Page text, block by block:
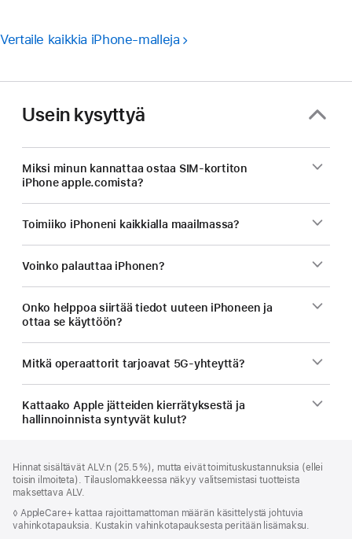
Vertaile kaikkia iPhone-malleja
Usein kysyttyä
Miksi minun kannattaa ostaa SIM-kortiton
iPhone apple.comista?
Toimiiko iPhoneni kaikkialla maailmassa?
Voinko palauttaa iPhonen?
Onko helppoa siirtää tiedot uuteen iPhoneen ja
ottaa se käyttöön?
Mitkä operaattorit tarjoavat 5G-yhteyttä?
Kattaako Apple jätteiden kierrätyksestä ja
hallinnoinnista syntyvät kulut?
Hinnat sisältävät ALV:n (25.5 %), mutta eivät toimitus­kustannuksia (ellei
toisin ilmoiteta). Tilauslomakkeessa näkyy valitsemistasi tuotteista
maksettava ALV.
Alaviite
◊ AppleCare+ kattaa rajoittamattoman määrän käsittelystä johtuvia
vahinko­tapauksia. Kustakin vahinko­tapauksesta peritään lisämaksu.